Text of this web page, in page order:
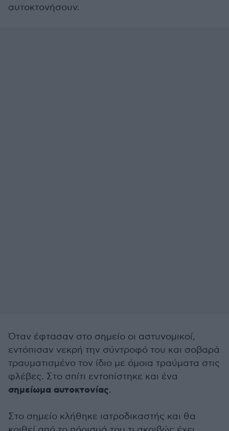
αυτοκτονήσουν.
Όταν έφτασαν στο σημείο οι αστυνομικοί,
εντόπισαν νεκρή την σύντροφό του και σοβαρά
τραυματισμένο τον ίδιο με όμοια τραύματα στις
φλέβες. Στο σπίτι εντοπίστηκε και ένα
σημείωμα αυτοκτονίας.
Στο σημείο κλήθηκε ιατροδικαστής και θα